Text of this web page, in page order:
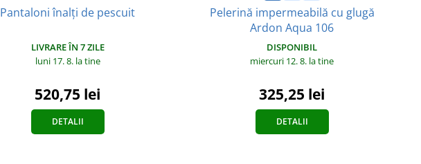
Pantaloni înalți de pescuit
LIVRARE ÎN 7 ZILE
luni 17. 8. la tine
520,75 lei
DETALII
Pelerină impermeabilă cu glugă
Ardon Aqua 106
DISPONIBIL
miercuri 12. 8. la tine
325,25 lei
DETALII